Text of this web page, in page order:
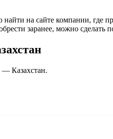
на сайте компании,
заранее, можно сделать
— Казахстан.